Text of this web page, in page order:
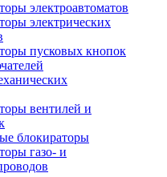
электроавтоматов
электрических
пусковых кнопок
вентилей и
блокираторы
газо- и